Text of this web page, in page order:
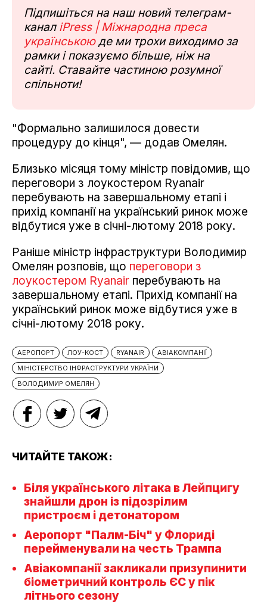
Підпишіться на наш новий телеграм-
канал iPress | Міжнародна преса
українськоюде ми трохи виходимо за
рамки і показуємо більше, ніж на
сайті. Ставайте частиною розумної
спільноти!
"Формально залишилося довести
процедуру до кінця", — додав Омелян.
Близько місяця тому міністр повідомив, що
переговори з лоукостером Ryanair
перебувають на завершальному етапі і
прихід компанії на український ринок може
відбутися уже в січні-лютому 2018 року.
Раніше міністр інфраструктури Володимир
Омелян розповів, що переговори з
лоукостером Ryanair перебувають на
завершальному етапі. Прихід компанії на
український ринок може відбутися уже в
січні-лютому 2018 року.
АЕРОПОРТ ЛОУ-КОСТ RYANAIR
АВІАКОМПАНІЇ
МІНІСТЕРСТВО ІНФРАСТРУКТУРИ УКРАЇНИ
ВОЛОДИМИР ОМЕЛЯН
ЧИТАЙТЕ ТАКОЖ:
Біля українського літака в Лейпцигу
знайшли дрон із підозрілим
пристроєм і детонатором
Аеропорт "Палм-Біч" у Флориді
перейменували на честь Трампа
Авіакомпанії закликали призупинити
біометричний контроль ЄС у пік
літнього сезону